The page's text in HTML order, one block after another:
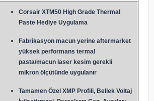
Corsair XTM50 High Grade Thermal
Paste Hediye Uygulama
Fabrikasyon macun yerine aftermarket
yüksek performans termal
pasta/macun laser kesim gerekli
mikron ölçütünde uygulanır
Tamamen Özel XMP Profili, Bellek Voltaj